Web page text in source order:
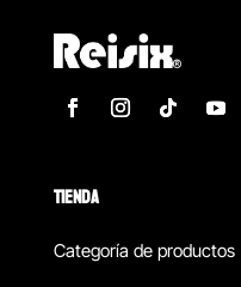
TIENDA
Categoría de productos